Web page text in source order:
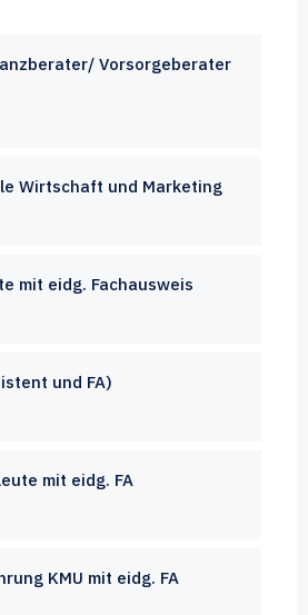
Vorsorgeberater
Wirtschaft und Marketing
mit eidg. Fachausweis
und FA)
mit eidg. FA
KMU mit eidg. FA